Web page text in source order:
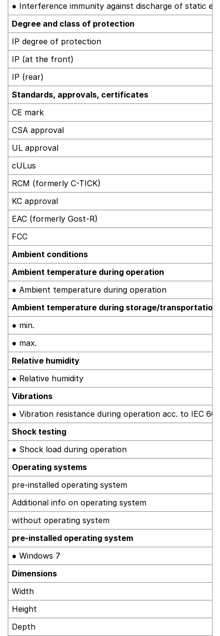
● Interference immunity against discharge of static
Degree and class of protection
IP degree of protection
IP (at the front)
IP (rear)
Standards, approvals, certificates
CE mark
CSA approval
UL approval
cULus
RCM (formerly C-TICK)
KC approval
EAC (formerly Gost-R)
FCC
Ambient conditions
Ambient temperature during operation
● Ambient temperature during operation
Ambient temperature during storage/transportation
● min.
● max.
Relative humidity
● Relative humidity
Vibrations
● Vibration resistance during operation acc. to IEC
Shock testing
● Shock load during operation
Operating systems
pre-installed operating system
Additional info on operating system
without operating system
pre-installed operating system
● Windows 7
Dimensions
Width
Height
Depth